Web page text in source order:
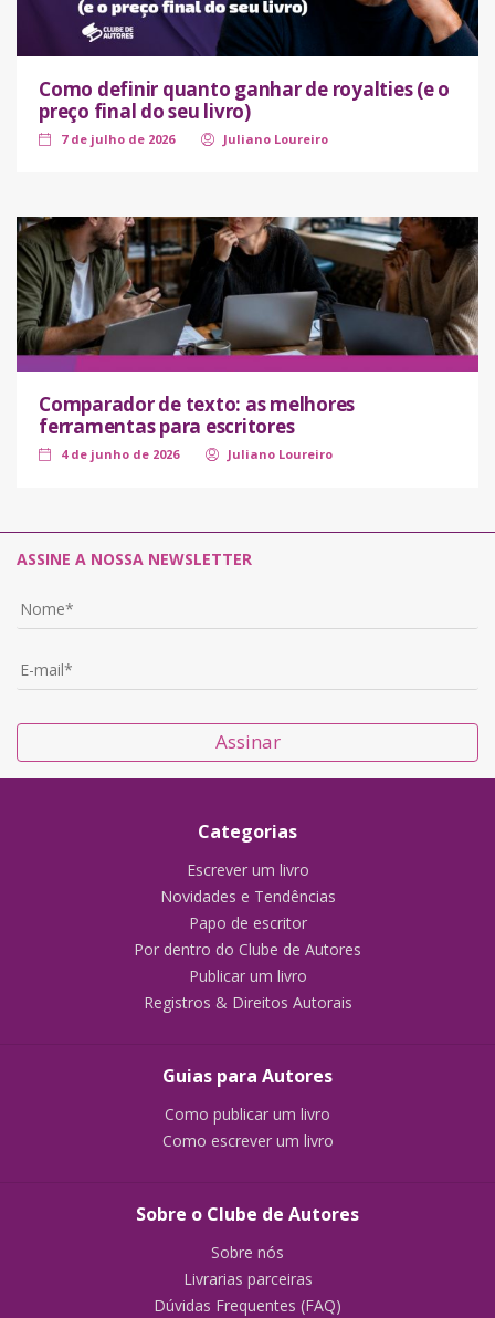
Como definir quanto ganhar de royalties (e o
preço final do seu livro)
7 de julho de 2026 Juliano Loureiro
Comparador de texto: as melhores
ferramentas para escritores
4 de junho de 2026 Juliano Loureiro
ASSINE A NOSSA NEWSLETTER
Assinar
Categorias
Escrever um livro
Novidades e Tendências
Papo de escritor
Por dentro do Clube de Autores
Publicar um livro
Registros & Direitos Autorais
Guias para Autores
Como publicar um livro
Como escrever um livro
Sobre o Clube de Autores
Sobre nós
Livrarias parceiras
Dúvidas Frequentes (FAQ)